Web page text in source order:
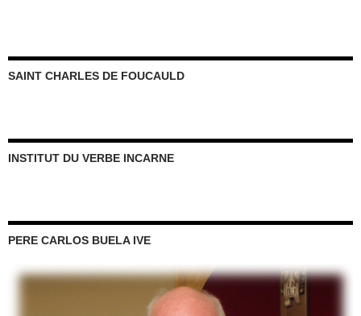
SAINT CHARLES DE FOUCAULD
INSTITUT DU VERBE INCARNE
PERE CARLOS BUELA IVE